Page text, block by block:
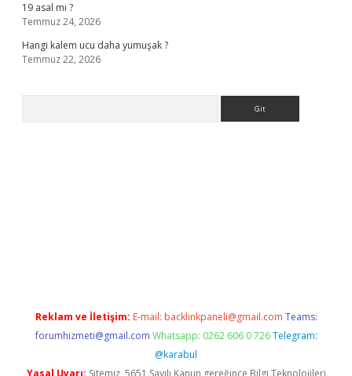
19 asal mı ?
Temmuz 24, 2026
Hangi kalem ucu daha yumuşak ?
Temmuz 22, 2026
Reklam ve İletişim: E-mail: backlinkpaneli@gmail.com Teams:
forumhizmeti@gmail.com Whatsapp: 0262 606 0 726 Telegram:
@karabul
Yasal Uyarı: Sitemiz, 5651 Sayılı Kanun gereğince Bilgi Teknolojileri